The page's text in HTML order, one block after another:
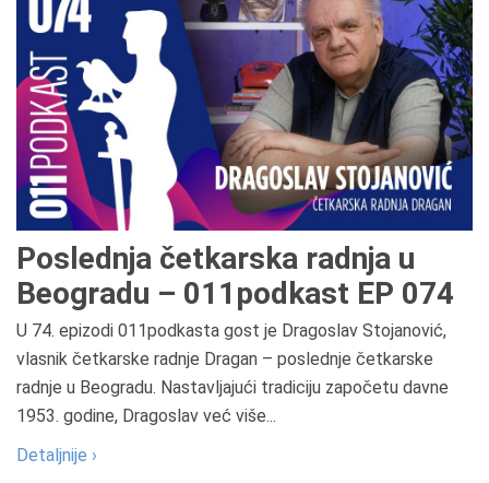
Poslednja četkarska radnja u
Beogradu – 011podkast EP 074
U 74. epizodi 011podkasta gost je Dragoslav Stojanović,
vlasnik četkarske radnje Dragan – poslednje četkarske
radnje u Beogradu. Nastavljajući tradiciju započetu davne
1953. godine, Dragoslav već više...
Detaljnije ›